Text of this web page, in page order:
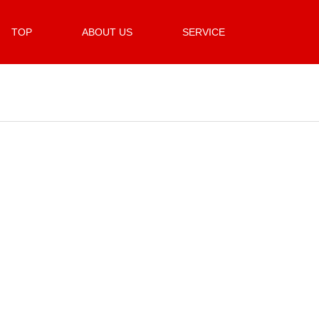
TOP ABOUT US SERVICE